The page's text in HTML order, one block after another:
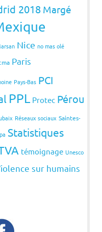
2018 Margé
Nice no mas olé
Paris
Pays-Bas PCI
PPL Protec Pérou
Réseaux sociaux Saintes-
Statistiques
témoignage Unesco
sur humains